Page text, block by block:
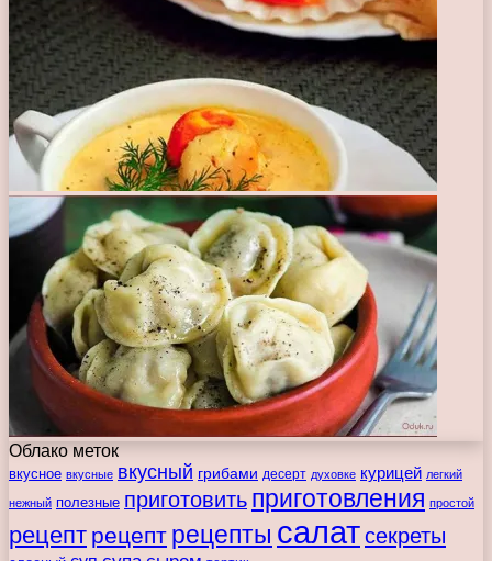
Облако меток
вкусное вкусные вкусный грибами десерт духовке курицей легкий
нежный полезные приготовить приготовления простой
рецепт рецепт рецепты салатсекреты